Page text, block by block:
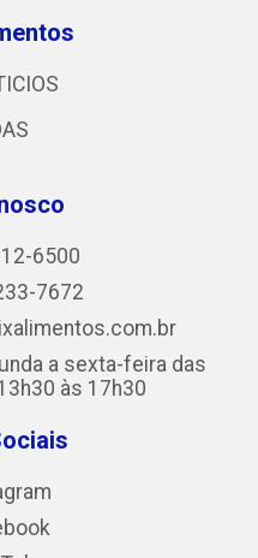
6500
7672
a sexta-feira das
às 17h30